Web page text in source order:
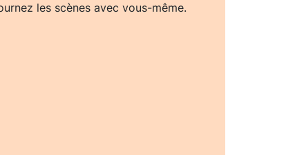
les scènes avec vous-même.